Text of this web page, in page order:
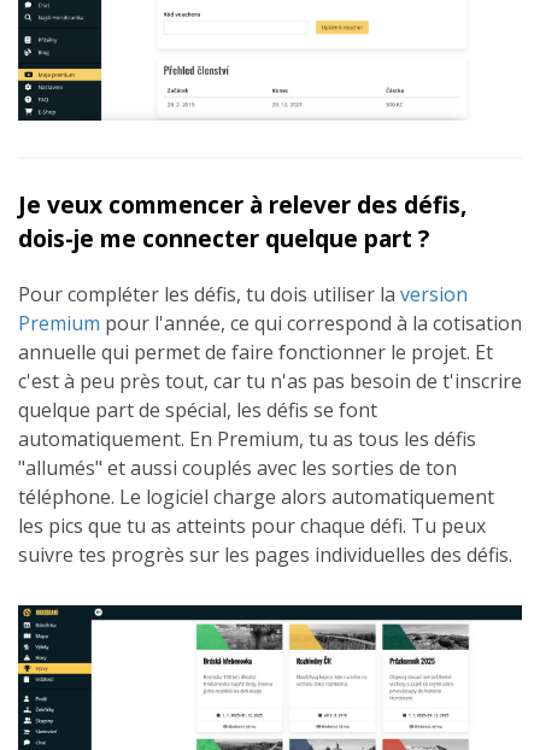
Je veux commencer à relever des défis,
dois-je me connecter quelque part ?
Pour compléter les défis, tu dois utiliser la version
Premium pour l'année, ce qui correspond à la cotisation
annuelle qui permet de faire fonctionner le projet. Et
c'est à peu près tout, car tu n'as pas besoin de t'inscrire
quelque part de spécial, les défis se font
automatiquement. En Premium, tu as tous les défis
"allumés" et aussi couplés avec les sorties de ton
téléphone. Le logiciel charge alors automatiquement
les pics que tu as atteints pour chaque défi. Tu peux
suivre tes progrès sur les pages individuelles des défis.